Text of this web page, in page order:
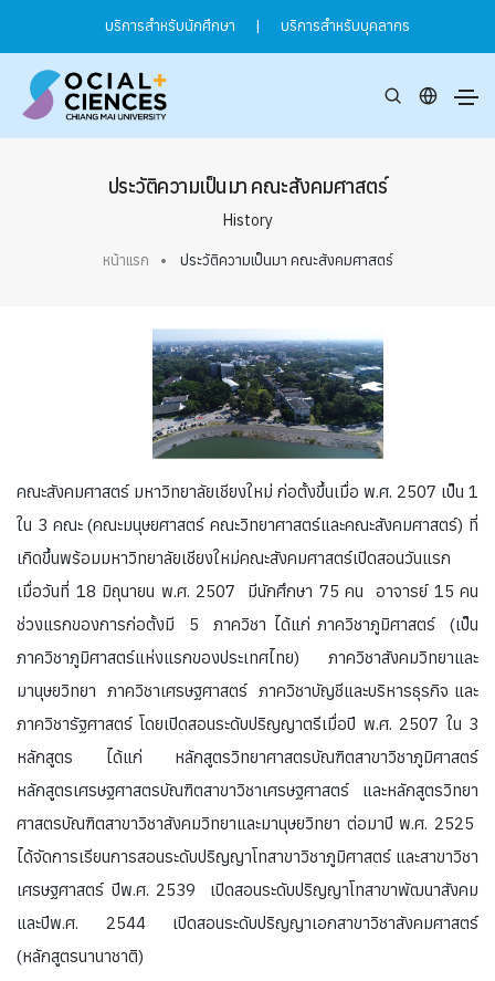
บริการสำหรับนักศึกษา | บริการสำหรับบุคลากร
ประวัติความเป็นมา คณะสังคมศาสตร์
History
หน้าแรก ประวัติความเป็นมา คณะสังคมศาสตร์
คณะสังคมศาสตร์ มหาวิทยาลัยเชียงใหม่ ก่อตั้งขึ้นเมื่อ พ.ศ. 2507 เป็น 1
ใน 3 คณะ (คณะมนุษยศาสตร์ คณะวิทยาศาสตร์และคณะสังคมศาสตร์) ที่
เกิดขึ้นพร้อมมหาวิทยาลัยเชียงใหม่คณะสังคมศาสตร์เปิดสอนวันแรก
เมื่อวันที่ 18 มิถุนายน พ.ศ. 2507 มีนักศึกษา 75 คน อาจารย์ 15 คน
ช่วงแรกของการก่อตั้งมี 5 ภาควิชา ได้แก่ ภาควิชาภูมิศาสตร์ (เป็น
ภาควิชาภูมิศาสตร์แห่งแรกของประเทศไทย) ภาควิชาสังคมวิทยาและ
มานุษยวิทยา ภาควิชาเศรษฐศาสตร์ ภาควิชาบัญชีและบริหารธุรกิจ และ
ภาควิชารัฐศาสตร์ โดยเปิดสอนระดับปริญญาตรีเมื่อปี พ.ศ. 2507 ใน 3
หลักสูตร ได้แก่ หลักสูตรวิทยาศาสตรบัณฑิตสาขาวิชาภูมิศาสตร์
หลักสูตรเศรษฐศาสตรบัณฑิตสาขาวิชาเศรษฐศาสตร์ และหลักสูตรวิทยา
ศาสตรบัณฑิตสาขาวิชาสังคมวิทยาและมานุษยวิทยา ต่อมาปี พ.ศ. 2525
ได้จัดการเรียนการสอนระดับปริญญาโทสาขาวิชาภูมิศาสตร์ และสาขาวิชา
เศรษฐศาสตร์ ปีพ.ศ. 2539 เปิดสอนระดับปริญญาโทสาขาพัฒนาสังคม
และปีพ.ศ. 2544 เปิดสอนระดับปริญญาเอกสาขาวิชาสังคมศาสตร์
(หลักสูตรนานาชาติ)